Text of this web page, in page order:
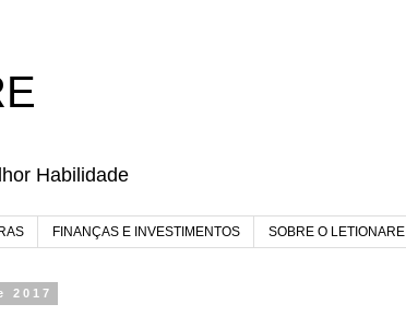
Habilidade
FINANÇAS E INVESTIMENTOS SOBRE O LETIONARE
2017